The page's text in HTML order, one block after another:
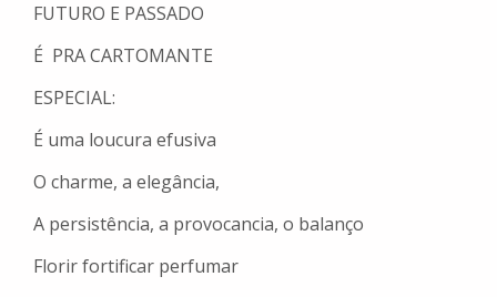
FUTURO E PASSADO
É PRA CARTOMANTE
ESPECIAL:
É uma loucura efusiva
O charme, a elegância,
A persistência, a provocancia, o balanço
Florir fortificar perfumar